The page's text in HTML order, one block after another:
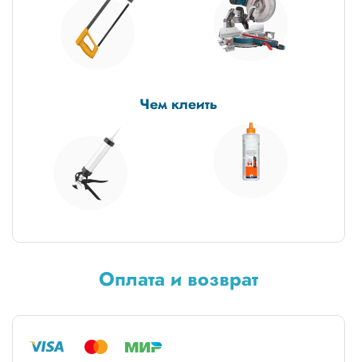
Чем клеить
Оплата и возврат